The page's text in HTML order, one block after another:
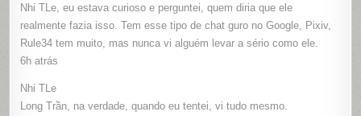
Nhi TLe, eu estava curioso e perguntei, quem diria que ele
realmente fazia isso. Tem esse tipo de chat guro no Google, Pixiv,
Rule34 tem muito, mas nunca vi alguém levar a sério como ele.
6h atrás
Nhi TLe
Long Trần, na verdade, quando eu tentei, vi tudo mesmo.